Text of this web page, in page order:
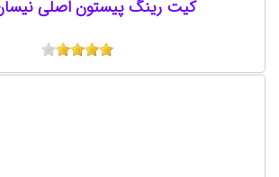
کیت رینگ پیستون اصلی